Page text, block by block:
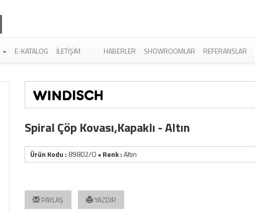
E-KATALOG İLETIŞIM HABERLER SHOWROOMLAR REFERANSLAR
Spiral Çöp Kovası,Kapaklı - Altın
Ürün Kodu : 89802/O • Renk :Altın
PAYLAŞ YAZDIR